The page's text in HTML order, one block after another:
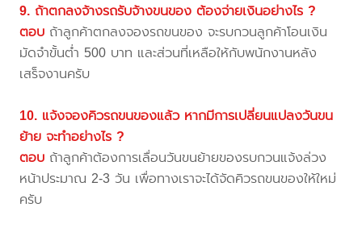
9. ถ้าตกลงจ้างรถรับจ้างขนของ ต้องจ่ายเงินอย่างไร ?
ตอบ ถ้าลูกค้าตกลงจองรถขนของ จะรบกวนลูกค้าโอนเงิน
มัดจำขั้นต่ำ 500 บาท และส่วนที่เหลือให้กับพนักงานหลัง
เสร็จงานครับ
10. แจ้งจองคิวรถขนของแล้ว หากมีการเปลี่ยนแปลงวันขน
ย้าย จะทำอย่างไร ?
ตอบ ถ้าลูกค้าต้องการเลื่อนวันขนย้ายของรบกวนแจ้งล่วง
หน้าประมาณ 2-3 วัน เพื่อทางเราจะได้จัดคิวรถขนของให้ใหม่
ครับ